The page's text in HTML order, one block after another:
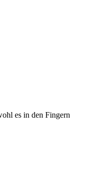
es in den Fingern